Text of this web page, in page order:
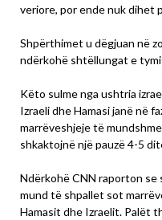
veriore, por ende nuk dihet
Shpërthimet u dëgjuan në
ndërkohë shtëllungat e
Këto sulme nga ushtria
Izraeli dhe Hamasi janë në
marrëveshjeje të
shkaktojnë një pauzë 4-5
Ndërkohë CNN raporton se
mund të shpallet sot
Hamasit dhe Izraelit. Palët